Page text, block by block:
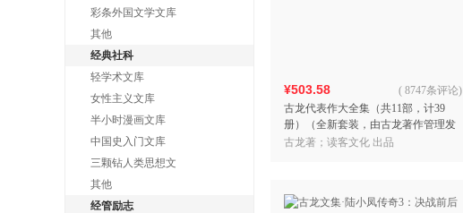
彩条外国文学文库
其他
经典社科
轻学术文库
女性主义文库
半小时漫画文库
中国史入门文库
三颗钻人类思想文
其他
经管励志
¥503.58
古龙代表作大全集（共11部，计39
册）（全新套装，由古龙著作管理发
展委员会指定授权！精选11部代表
( 8747条评论)
古龙著；读客文化 出品